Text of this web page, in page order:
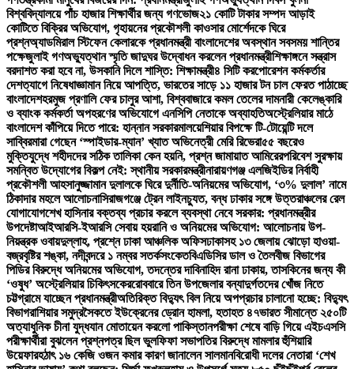
বিশ্ববিদ্যালয়ে পাঁচ হাজার শিক্ষার্থীর জন্য গণভোজ২১ কোটি টাকার সম্পদ আড়াই
কোটিতে বিক্রির অভিযোগ, গৃহায়নের প্রকৌশলী কাওসার মোর্শেদকে ঘিরে
প্রশ্নঅ্যাডমিরাল স্টিফেন কেলারকে প্রধানমন্ত্রী বাংলাদেশের অবস্থান সবসময় শান্তির
পক্ষেজুলাই গণঅভ্যুত্থান স্মৃতি জাদুঘর উদ্বোধন করলেন প্রধানমন্ত্রীশিক্ষাঙ্গনে সন্ত্রাস
বরদাশত করা হবে না, উসকানি দিলে শাস্তি: শিক্ষামন্ত্রী৪ সিটি করপোরেশন কর্মকর্তার
দেশত্যাগে নিষেধাজ্ঞামান নিয়ে আপত্তি, ভারতের সাড়ে ১১ হাজার টন চাল ফেরত পাঠাচ্ছে
বাংলাদেশহরমুজ প্রণালি ফের চালুর আশা, বিশ্ববাজারে কমল তেলের দামনারী কেলেঙ্কারি
ও ব্যাংক কর্মকর্তা অপহরণের অভিযোগে এনসিপি নেতাকে অব্যাহতিঅস্ট্রেলিয়ার মাঠে
বাংলাদেশ কাঁপিয়ে দিতে পারে: হান্নান সরকারমালয়েশিয়ার বিপক্ষে টি-টোয়েন্টি দলে
সাব্বিরমারা গেছেন ‘স্পাইডার-ম্যান’ খ্যাত অভিনেত্রী মেরি রিভেরা৫৫ বছরেও
মুক্তিযুদ্ধে শহীদদের সঠিক তালিকা কেন হয়নি, প্রশ্ন জামায়াত আমিরেরপরিবেশ সুরক্ষায়
সমন্বিত উদ্যোগের বিকল্প নেই: স্থানীয় সরকারমন্ত্রীনারায়ণগঞ্জ এলজিইডির নির্বাহী
প্রকৌশলী আহসানুজ্জামান দুলালকে ঘিরে দুর্নীতি-অনিয়মের অভিযোগ, ‘৩% দুলাল’ নামে
ঠিকাদার মহলে আলোচনাসিরাজগঞ্জে ট্রেন লাইনচ্যুত, বন্ধ ঢাকার সঙ্গে উত্তরাঞ্চলের রেল
যোগাযোগশেখ হাসিনার বক্তব্য প্রচার করলে ব্যবস্থা নেবে সরকার: প্রধানমন্ত্রীর
উপদেষ্টাআইআরসি-ইআরসি সেবায় হয়রানি ও অনিয়মের অভিযোগ: আলোচনায় উপ-
নিয়ন্ত্রক ওবায়দুল্লাহ, প্রশ্নে ঢাকা আঞ্চলিক অফিসঢাকাসহ ১৩ জেলায় ঝোড়ো হাওয়া-
বজ্রবৃষ্টির শঙ্কা, নদীবন্দরে ১ নম্বর সতর্কসংকেতবিএডিসির ডাল ও তৈলবীজ বিভাগের
পিডির বিরুদ্ধে অনিয়মের অভিযোগ, তদন্তের দাবিনাহিদ রানা ঢাকায়, তাসকিনের জন্য কী
‘ওষুধ’ অস্ট্রেলিয়ার চিকিৎসকেররোববারে তিন উপজেলার বন্যাদুর্গতদের খোঁজ নিতে
চট্টগ্রামে যাচ্ছেন প্রধানমন্ত্রীঅতিরিক্ত বিদ্যুৎ বিল নিয়ে অপপ্রচার চালানো হচ্ছে: বিদ্যুৎ
বিভাগরাশিয়ার সমুদ্রসৈকতে ইউক্রেনের ড্রোন হামলা, হতাহত ৪৭ভারত সীমান্তে ২৫০টি
অত্যাধুনিক চীনা যুদ্ধযান মোতায়েন করলো পাকিস্তানপরীক্ষা শেষে বাড়ি গিয়ে এইচএসসি
পরীক্ষার্থীরা বুঝলেন প্রশ্নপত্র ছিল ভুলফিফা সভাপতির বিরুদ্ধে মামলার হুঁশিয়ারি
উয়েফারহঠাৎ ১৬ কেজি ওজন কমার কারণ জানালেন সালমানবিরোধী দলের নেতারা ‘শেখ